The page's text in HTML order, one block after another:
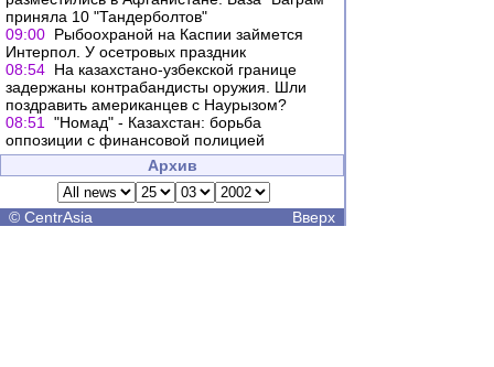
приняла 10 "Тандерболтов"
09:00 Рыбоохраной на Каспии займется
Интерпол. У осетровых праздник
08:54 На казахстано-узбекской границе
задержаны контрабандисты оружия. Шли
поздравить американцев с Наурызом?
08:51
"Номад" - Казахстан: борьба
оппозиции с финансовой полицией
Архив
© CentrAsia Вверх